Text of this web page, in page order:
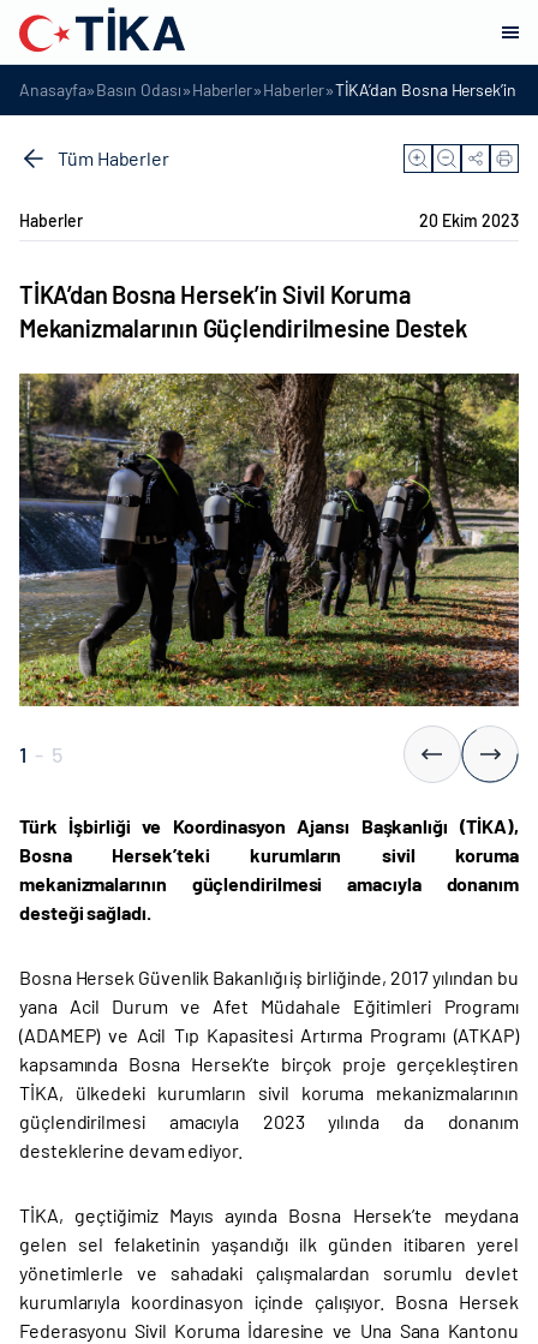
Anasayfa»Basın Odası»Haberler»Haberler»TİKA’dan Bosna Hersek’in
Tüm Haberler
Haberler 20 Ekim 2023
TİKA’dan Bosna Hersek’in Sivil Koruma
Mekanizmalarının Güçlendirilmesine Destek
1 - 5
Türk İşbirliği ve Koordinasyon Ajansı Başkanlığı (TİKA),
Bosna Hersek’teki kurumların sivil koruma
mekanizmalarının güçlendirilmesi amacıyla donanım
desteği sağladı.
Bosna Hersek Güvenlik Bakanlığı iş birliğinde, 2017 yılından bu
yana Acil Durum ve Afet Müdahale Eğitimleri Programı
(ADAMEP) ve Acil Tıp Kapasitesi Artırma Programı (ATKAP)
kapsamında Bosna Hersek’te birçok proje gerçekleştiren
TİKA, ülkedeki kurumların sivil koruma mekanizmalarının
güçlendirilmesi amacıyla 2023 yılında da donanım
desteklerine devam ediyor.
TİKA, geçtiğimiz Mayıs ayında Bosna Hersek’te meydana
gelen sel felaketinin yaşandığı ilk günden itibaren yerel
yönetimlerle ve sahadaki çalışmalardan sorumlu devlet
kurumlarıyla koordinasyon içinde çalışıyor. Bosna Hersek
Federasyonu Sivil Koruma İdaresine ve Una Sana Kantonu